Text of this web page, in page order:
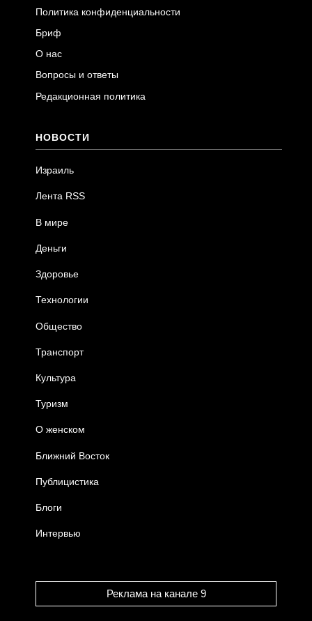
Политика конфиденциальности
Бриф
О нас
Вопросы и ответы
Редакционная политика
НОВОСТИ
Израиль
Лента RSS
В мире
Деньги
Здоровье
Технологии
Общество
Транспорт
Культура
Туризм
О женском
Ближний Восток
Публицистика
Блоги
Интервью
Реклама на канале 9